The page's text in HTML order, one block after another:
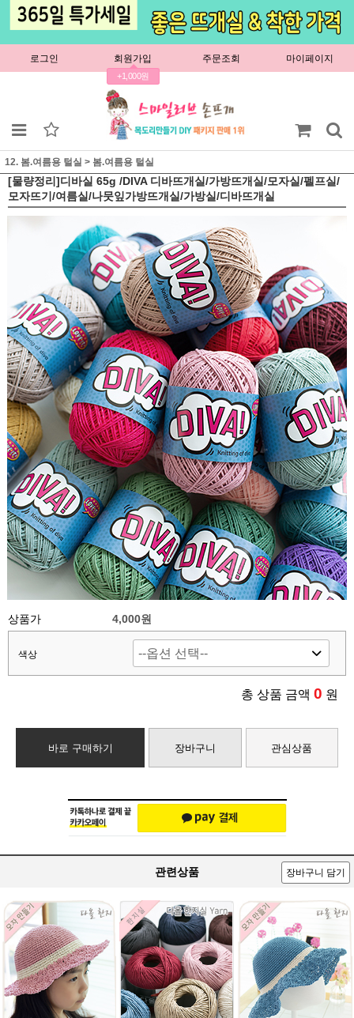
로그인 회원가입
+1,000원
주문조회 마이페이지
12. 봄.여름용 털실 > 봄.여름용 털실
[물량정리]디바실 65g /DIVA 디바뜨개실/가방뜨개실/모자실/펠프실/
모자뜨기/여름실/나뭇잎가방뜨개실/가방실/디바뜨개실
상품가 4,000원
색상
총 상품 금액 0 원
바로 구매하기 장바구니 관심상품
관련상품 장바구니 담기